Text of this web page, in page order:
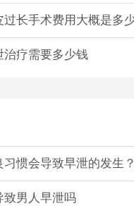
过长手术费用大概是多
治疗需要多少钱
习惯会导致早泄的发生？
致男人早泄吗